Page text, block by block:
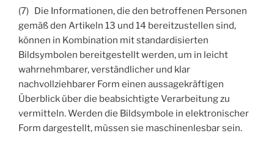
(7) Die Informationen, die den betroffenen Personen
gemäß den Artikeln 13 und 14 bereitzustellen sind,
können in Kombination mit standardisierten
Bildsymbolen bereitgestellt werden, um in leicht
wahrnehmbarer, verständlicher und klar
nachvollziehbarer Form einen aussagekräftigen
Überblick über die beabsichtigte Verarbeitung zu
vermitteln. Werden die Bildsymbole in elektronischer
Form dargestellt, müssen sie maschinenlesbar sein.